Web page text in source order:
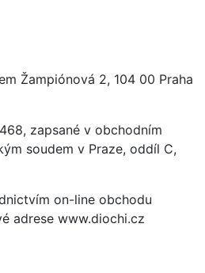
Žampiónová 2, 104 00 Praha
zapsané v obchodním
soudem v Praze, oddíl C,
on-line obchodu
adrese www.diochi.cz